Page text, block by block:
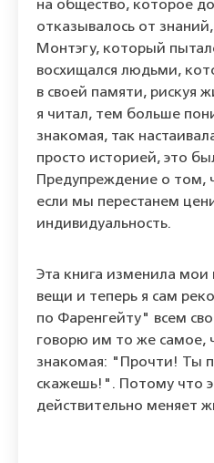
на общество, которое
отказывалось от знаний,
Монтэгу, который
восхищался людьми,
в своей памяти, рискуя
я читал, тем больше
знакомая, так
просто историей, это
Предупреждение о том,
если мы перестанем
индивидуальность.
Эта книга изменила мои
вещи и теперь я сам
по Фаренгейту" всем
говорю им то же самое,
знакомая: "Прочти! Ты
скажешь!". Потому что
действительно меняет